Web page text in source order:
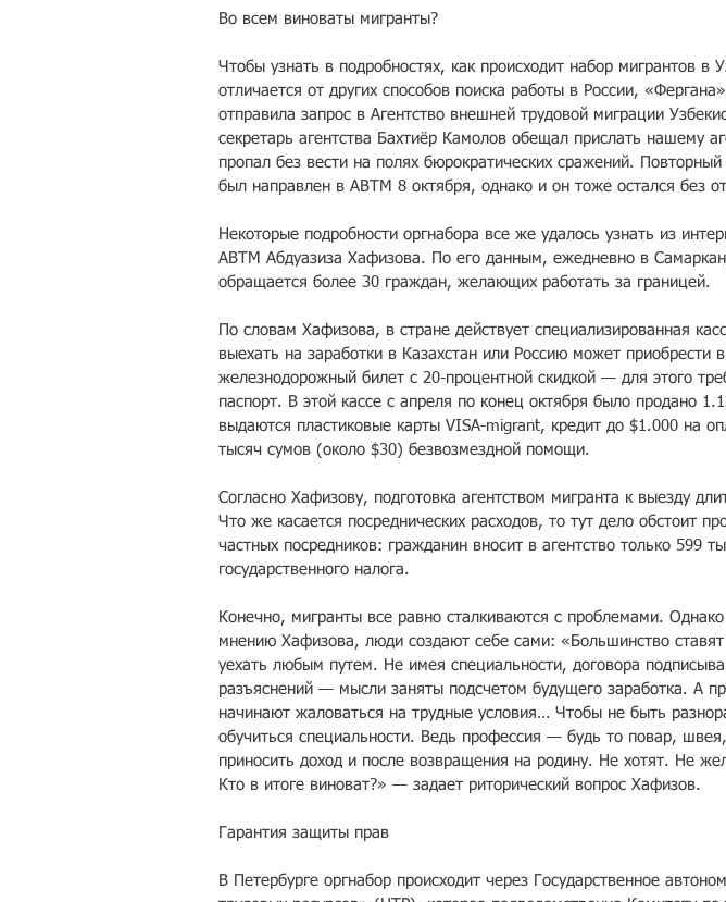
Во всем виноваты мигранты?
Чтобы узнать в подробностях, как происходит набор мигрантов в
отличается от других способов поиска работы в России,
отправила запрос в Агентство внешней трудовой миграции
секретарь агентства Бахтиёр Камолов обещал прислать нашему
пропал без вести на полях бюрократических сражений.
был направлен в АВТМ 8 октября, однако и он тоже остался без
Некоторые подробности оргнабора все же удалось узнать из
АВТМ Абдуазиза Хафизова. По его данным, ежедневно в
обращается более 30 граждан, желающих работать за границей.
По словам Хафизова, в стране действует специализированная
выехать на заработки в Казахстан или Россию может приобрести
железнодорожный билет с 20-процентной скидкой — для этого
паспорт. В этой кассе с апреля по конец октября было продано
выдаются пластиковые карты VISA-migrant, кредит до $1.000 на
тысяч сумов (около $30) безвозмездной помощи.
Согласно Хафизову, подготовка агентством мигранта к выезду
Что же касается посреднических расходов, то тут дело обстоит
частных посредников: гражданин вносит в агентство только 599
государственного налога.
Конечно, мигранты все равно сталкиваются с проблемами.
мнению Хафизова, люди создают себе сами: «Большинство
уехать любым путем. Не имея специальности, договора
разъяснений — мысли заняты подсчетом будущего заработка. А
начинают жаловаться на трудные условия… Чтобы не быть
обучиться специальности. Ведь профессия — будь то повар,
приносить доход и после возвращения на родину. Не хотят. Не
Кто в итоге виноват?» — задает риторический вопрос Хафизов.
Гарантия защиты прав
В Петербурге оргнабор происходит через Государственное